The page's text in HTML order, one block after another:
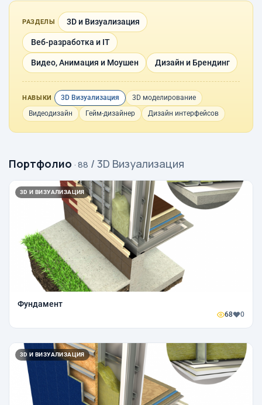
РАЗДЕЛЫ 3D и Визуализация
Веб-разработка и IT
Видео, Анимация и Моушен Дизайн и Брендинг
НАВЫКИ 3D Визуализация
3D моделирование
Видеодизайн
Гейм-дизайнер Дизайн интерфейсов
Портфолио · 88 / 3D Визуализация
3D И ВИЗУАЛИЗАЦИЯ
Фундамент
68 0
3D И ВИЗУАЛИЗАЦИЯ